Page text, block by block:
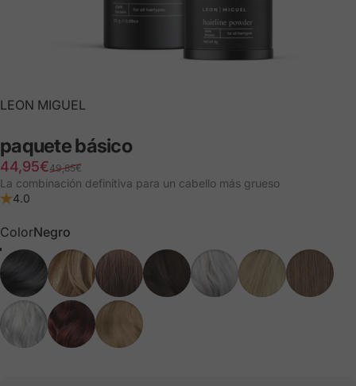
LEON MIGUEL
paquetebásico
Precio de venta al público
44,95€
Precio normal
49,85€
La combinación definitiva para un cabello más grueso
4.0
Color
ColorNegro